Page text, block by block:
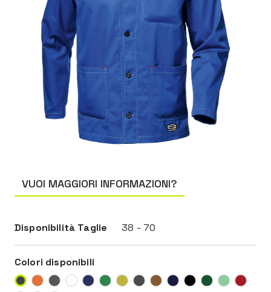
VUOI MAGGIORI INFORMAZIONI?
Disponibilità Taglie 38 - 70
Colori disponibili